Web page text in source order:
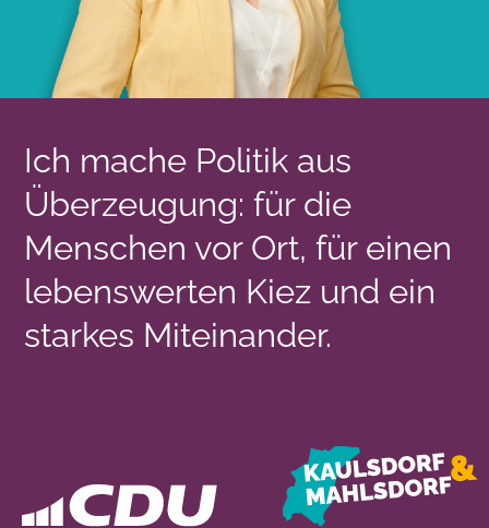
Ich mache Politik aus
Überzeugung: für die
Menschen vor Ort, für einen
lebenswerten Kiez und ein
starkes Miteinander.